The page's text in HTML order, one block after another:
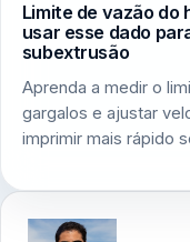
Limite de vazão do
usar esse dado
subextrusão
Aprenda a medir o
gargalos e ajustar
imprimir mais rápido